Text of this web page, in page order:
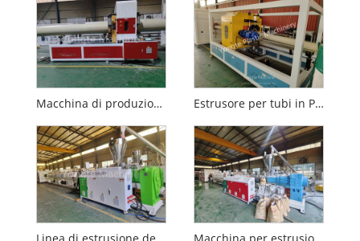
Macchina di produzione del tubo in PVC 315-630 mm Estrusore per tubi in PVC